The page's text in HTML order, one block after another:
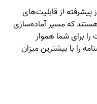
پیشرفته از قابلیت‌های
که مسیر آماده‌سازی
را برای شما هموار
را با بیشترین میزان